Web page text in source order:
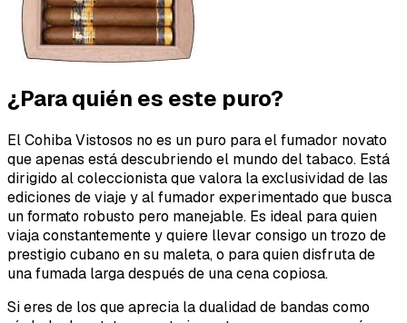
¿Para quién es este puro?
El Cohiba Vistosos no es un puro para el fumador novato
que apenas está descubriendo el mundo del tabaco. Está
dirigido al coleccionista que valora la exclusividad de las
ediciones de viaje y al fumador experimentado que busca
un formato robusto pero manejable. Es ideal para quien
viaja constantemente y quiere llevar consigo un trozo de
prestigio cubano en su maleta, o para quien disfruta de
una fumada larga después de una cena copiosa.
Si eres de los que aprecia la dualidad de bandas como